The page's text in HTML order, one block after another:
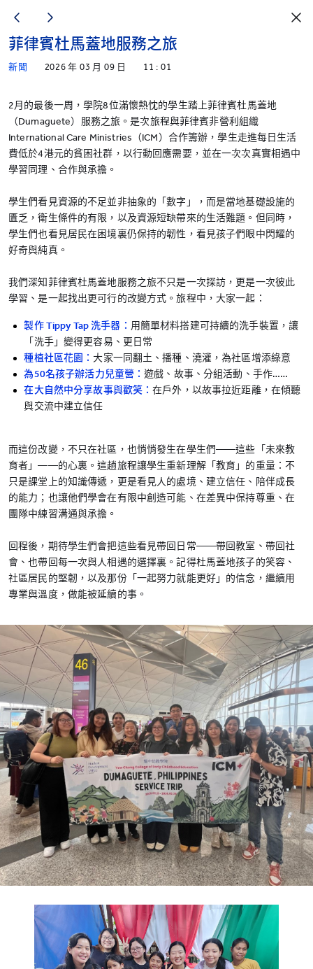
菲律賓杜馬蓋地服務之旅
新聞 2026 年 03 月 09 日 11 : 01
2月的最後一周，學院8位滿懷熱忱的學生踏上菲律賓杜馬蓋地
（Dumaguete）服務之旅。是次旅程與菲律賓非營利組織
International Care Ministries（ICM）合作籌辦，學生走進每日生活
費低於4港元的貧困社群，以行動回應需要，並在一次次真實相遇中
學習同理、合作與承擔。
學生們看見資源的不足並非抽象的「數字」，而是當地基礎設施的
匱乏，衛生條件的有限，以及資源短缺帶來的生活難題。但同時，
學生們也看見居民在困境裏仍保持的韌性，看見孩子們眼中閃耀的
好奇與純真。
我們深知菲律賓杜馬蓋地服務之旅不只是一次探訪，更是一次彼此
學習、是一起找出更可行的改變方式。旅程中，大家一起：
製作 Tippy Tap 洗手器： 用簡單材料搭建可持續的洗手裝置，讓
「洗手」變得更容易、更日常
種植社區花園： 大家一同翻土、播種、澆灌，為社區增添綠意
為50名孩子辦活力兒童營：遊戲、故事、分組活動、手作……
在大自然中分享故事與歡笑：在戶外，以故事拉近距離，在傾聽
與交流中建立信任
而這份改變，不只在社區，也悄悄發生在學生們——這些「未來教
育者」——的心裏。這趟旅程讓學生重新理解「教育」的重量：不
只是課堂上的知識傳遞，更是看見人的處境、建立信任、陪伴成長
的能力；也讓他們學會在有限中創造可能、在差異中保持尊重、在
團隊中練習溝通與承擔。
回程後，期待學生們會把這些看見帶回日常——帶回教室、帶回社
會、也帶回每一次與人相遇的選擇裏。記得杜馬蓋地孩子的笑容、
社區居民的堅韌，以及那份「一起努力就能更好」的信念，繼續用
專業與溫度，做能被延續的事。